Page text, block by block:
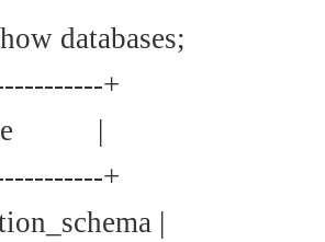
databases;
+
|
+
|